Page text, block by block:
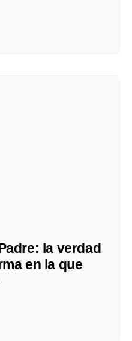
la verdad
en la que